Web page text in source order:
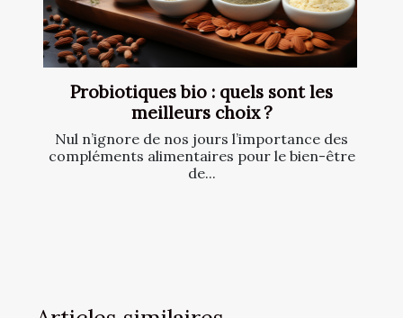
Probiotiques bio : quels sont les
meilleurs choix ?
Nul n’ignore de nos jours l’importance des
compléments alimentaires pour le bien-être
de...